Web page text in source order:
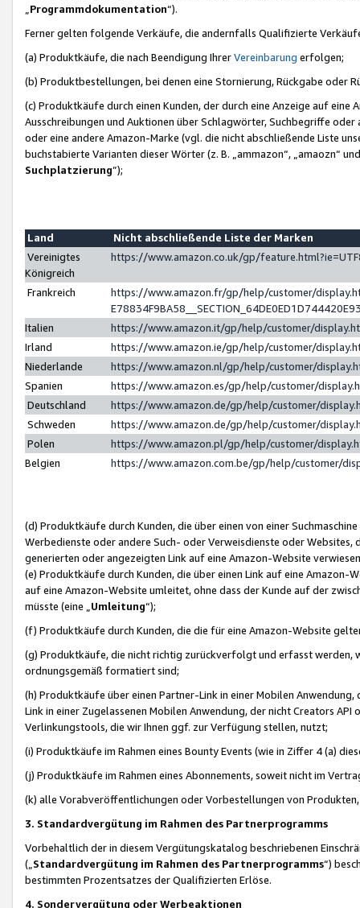
Programmdokumentation“).
Ferner gelten folgende Verkäufe, die andernfalls Qualifizierte
(a) Produktkäufe, die nach Beendigung IhrerVereinbarung erfolgen;
(b) Produktbestellungen, bei denen eine Stornierung, Rückgabe oder
(c) Produktkäufe durch einen Kunden, der durch eine Anzeige auf
Ausschreibungen und Auktionen über Schlagwörter, Suchbegriffe
oder eine andere Amazon-Marke (vgl. die nicht abschließende Liste
buchstabierte Varianten dieser Wörter (z. B. „ammazon“, „amaozn“
Suchplatzierung”);
Land
Nicht abschließende Liste der Marken
Vereinigtes
Königreich
https://www.amazon.co.uk/gp/
Frankreich
https://www.amazon.fr/gp/help/customer/
Italien
https://www.amazon.it/gp/help/customer/
Irland
https://www.amazon.ie/gp/help/customer/
Niederlande
https://www.amazon.nl/gp/help/customer/
Spanien
https://www.amazon.es/gp/help/customer/
Deutschland
https://www.amazon.de/gp/help/customer/
Schweden
https://www.amazon.de/gp/help/customer/
Polen
https://www.amazon.pl/gp/help/customer/
Belgien
https://www.amazon.com.be/gp/help/customer/
(d) Produktkäufe durch Kunden, die über einen von einer
Werbedienste oder andere Such- oder Verweisdienste oder Websites,
generierten oder angezeigten Link auf eine Amazon-Website
(e) Produktkäufe durch Kunden, die über einen Link auf eine
auf eine Amazon-Website umleitet, ohne dass der Kunde auf der
müsste (eine „ Umleitung“);
(f) Produktkäufe durch Kunden, die die für eine Amazon-Website
(g) Produktkäufe, die nicht richtig zurückverfolgt und erfasst werden,
ordnungsgemäß formatiert sind;
(h) Produktkäufe über einen Partner-Link in einer Mobilen
Link in einer Zugelassenen Mobilen Anwendung, der nicht Creators
Verlinkungstools, die wir Ihnen ggf. zur Verfügung stellen, nutzt;
(i) Produktkäufe im Rahmen eines Bounty Events (wie in Ziffer 4 (a)
(j) Produktkäufe im Rahmen eines Abonnements, soweit nicht im
(k) alle Vorabveröffentlichungen oder Vorbestellungen von
3. Standardvergütung im Rahmen des Partnerprogramms
Vorbehaltlich der in diesem Vergütungskatalog beschriebenen
(„ Standardvergütung im Rahmen des Partnerprogramms“)
bestimmten Prozentsatzes der Qualifizierten Erlöse.
4. Sondervergütung oder Werbeaktionen